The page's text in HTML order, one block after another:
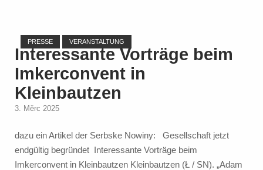
der
Bienen
–
Unsere
Imkerschulung
2025
durch!"
PRESSE VERANSTALTUNG
Interessante Vorträge beim
Imkerconvent in
Kleinbautzen
3. Měrc 2025
dazu ein Artikel der Serbske Nowiny: Gesellschaft jetzt
endgültig begründet Interessante Vorträge beim
Imkerconvent in Kleinbautzen Kleinbautzen (Ł / SN). „Adam